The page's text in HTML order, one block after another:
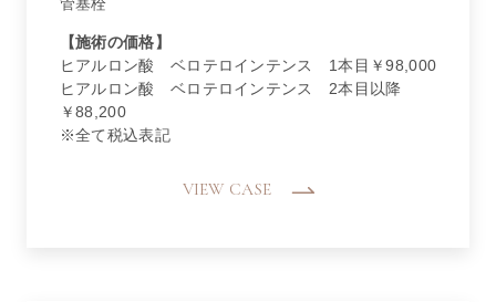
管塞栓
【施術の価格】
ヒアルロン酸 ベロテロインテンス 1本目￥98,000
ヒアルロン酸 ベロテロインテンス 2本目以降
￥88,200
※全て税込表記
VIEW CASE